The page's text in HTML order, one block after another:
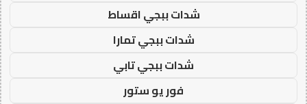
شدات ببجي اقساط
شدات ببجي تمارا
شدات ببجي تابي
فور يو ستور